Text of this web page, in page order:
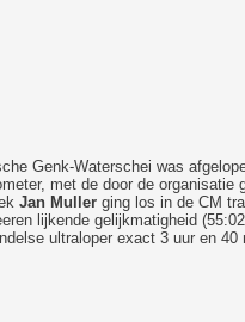
Genk-Waterschei was
met de door de organisatie
Jan Mullerging los in de CM
lijkende gelijkmatigheid
ultraloper exact 3 uur en 40